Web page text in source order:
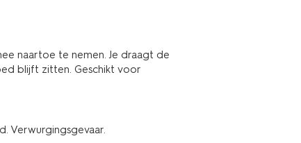
naartoe te nemen. Je draagt de
blijft zitten. Geschikt voor
Verwurgingsgevaar.